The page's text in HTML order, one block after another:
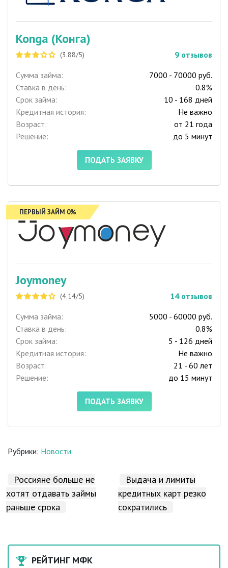
Konga (Конга)
(3.88/5) 9 отзывов
Сумма займа:
7000 - 70000 руб.
Ставка в день:
0.8%
Срок займа:
10 - 168 дней
Кредитная история:
Не важно
Возраст:
от 21 года
Решение:
до 5 минут
ПОДАТЬ ЗАЯВКУ
ПЕРВЫЙ ЗАЙМ 0%
Joymoney
(4.14/5) 14 отзывов
Сумма займа:
5000 - 60000 руб.
Ставка в день:
0.8%
Срок займа:
5 - 126 дней
Кредитная история:
Не важно
Возраст:
21 - 60 лет
Решение:
до 15 минут
ПОДАТЬ ЗАЯВКУ
Рубрики: Новости
Россияне больше не
хотят отдавать займы
раньше срока
Выдача и лимиты
кредитных карт резко
сократились
РЕЙТИНГ МФК